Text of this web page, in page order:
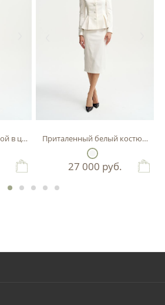
Костюм -двойка с баской в цвете фисташкаПриталенный белый костюм-
27 000 руб.